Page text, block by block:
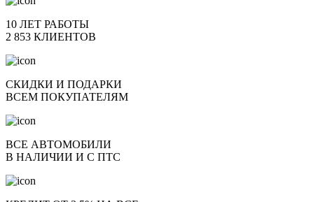
10 ЛЕТ РАБОТЫ
2 853 КЛИЕНТОВ
СКИДКИ И ПОДАРКИ
ВСЕМ ПОКУПАТЕЛЯМ
ВСЕ АВТОМОБИЛИ
В НАЛИЧИИ И С ПТС